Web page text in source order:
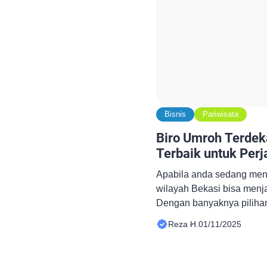
Bisnis Pariwisata
Biro Umroh
Terbaik untuk
Apabila anda sedang
wilayah Bekasi bisa
Dengan banyaknya
memastikan bahwa
aman, dan tepat sesuai
Reza H.01/11/2025